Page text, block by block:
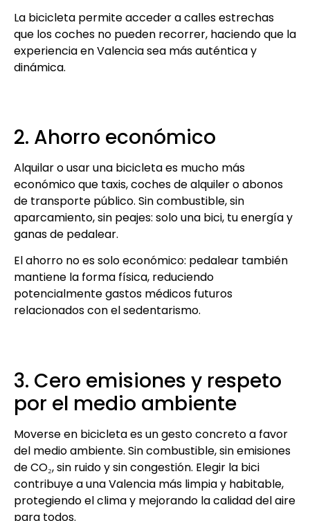
La bicicleta permite acceder a calles estrechas
que los coches no pueden recorrer, haciendo que la
experiencia en Valencia sea más auténtica y
dinámica.
2. Ahorro económico
Alquilar o usar una bicicleta es mucho más
económico que taxis, coches de alquiler o abonos
de transporte público. Sin combustible, sin
aparcamiento, sin peajes: solo una bici, tu energía y
ganas de pedalear.
El ahorro no es solo económico: pedalear también
mantiene la forma física, reduciendo
potencialmente gastos médicos futuros
relacionados con el sedentarismo.
3. Cero emisiones y respeto
por el medio ambiente
Moverse en bicicleta es un gesto concreto a favor
del medio ambiente. Sin combustible, sin emisiones
de CO₂, sin ruido y sin congestión. Elegir la bici
contribuye a una Valencia más limpia y habitable,
protegiendo el clima y mejorando la calidad del aire
para todos.